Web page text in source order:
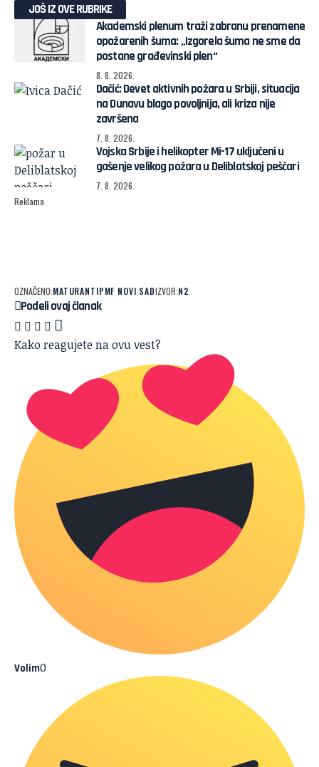
JOŠ IZ OVE RUBRIKE
Akademski plenum traži zabranu prenamene
opožarenih šuma: „Izgorela šuma ne sme da
postane građevinski plen“
8. 8. 2026.
Dačić: Devet aktivnih požara u Srbiji, situacija
na Dunavu blago povoljnija, ali kriza nije
završena
7. 8. 2026.
Vojska Srbije i helikopter Mi-17 uključeni u
gašenje velikog požara u Deliblatskoj peščari
7. 8. 2026.
Reklama
OZNAČENO:MATURANTIPMF NOVI SADIZVOR:N2
Podeli ovaj članak
Kako reagujete na ovu vest?
Volim0